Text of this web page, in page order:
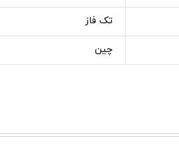
تک فاز
چین